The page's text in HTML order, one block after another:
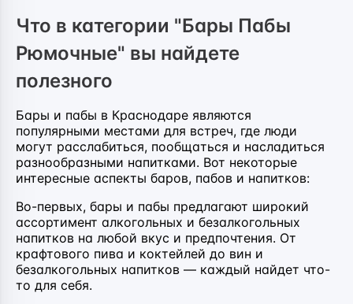
Что в категории "Бары Пабы
Рюмочные" вы найдете
полезного
Бары и пабы в Краснодаре являются
популярными местами для встреч, где люди
могут расслабиться, пообщаться и насладиться
разнообразными напитками. Вот некоторые
интересные аспекты баров, пабов и напитков:
Во-первых, бары и пабы предлагают широкий
ассортимент алкогольных и безалкогольных
напитков на любой вкус и предпочтения. От
крафтового пива и коктейлей до вин и
безалкогольных напитков — каждый найдет что-
то для себя.